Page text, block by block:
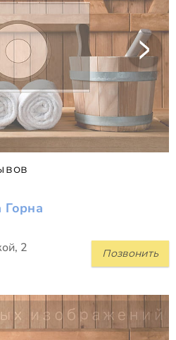
Горна
Позвонить
2